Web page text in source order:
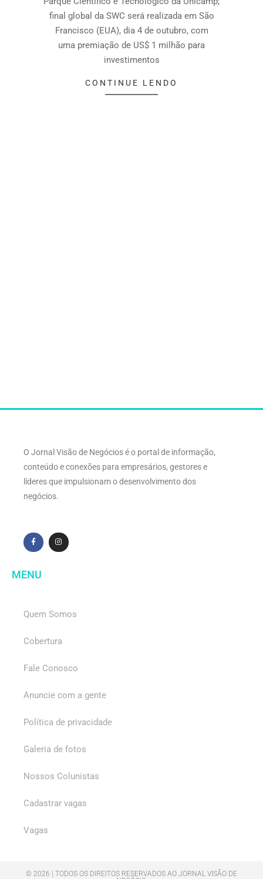
final global da SWC será realizada em São
Francisco (EUA), dia 4 de outubro, com
uma premiação de US$ 1 milhão para
investimentos
CONTINUE LENDO
O Jornal Visão de Negócios é o portal de informação,
conteúdo e conexões para empresários, gestores e
líderes que impulsionam o desenvolvimento dos
negócios.
MENU
Quem Somos
Cobertura
Fale Conosco
Anuncie com a gente
Política de privacidade
Galeria de fotos
Nossos Colunistas
Cadastrar vagas
Vagas
© 2026 | TODOS OS DIREITOS RESERVADOS AO JORNAL VISÃO DE